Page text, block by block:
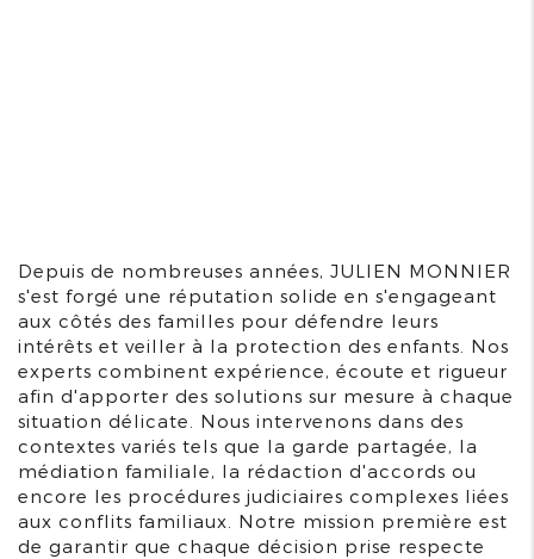
Depuis de nombreuses années, JULIEN MONNIER
s'est forgé une réputation solide en s'engageant
aux côtés des familles pour défendre leurs
intérêts et veiller à la protection des enfants. Nos
experts combinent expérience, écoute et rigueur
afin d'apporter des solutions sur mesure à chaque
situation délicate. Nous intervenons dans des
contextes variés tels que la garde partagée, la
médiation familiale, la rédaction d'accords ou
encore les procédures judiciaires complexes liées
aux conflits familiaux. Notre mission première est
de garantir que chaque décision prise respecte